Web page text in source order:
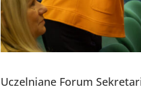
Uczelniane Forum